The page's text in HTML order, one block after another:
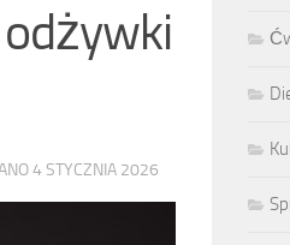
4 STYCZNIA 2026